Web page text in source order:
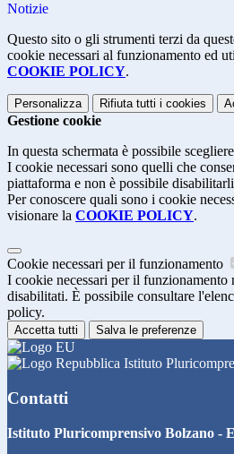
Notizie
Questo sito o gli strumenti terzi da
cookie necessari al funzionamento ed
COOKIE POLICY.
Personalizza Rifiuta tutti i cookies
Gestione cookie
In questa schermata è possibile
I cookie necessari sono quelli che
piattaforma e non è possibile
Per conoscere quali sono i cookie
visionare la COOKIE POLICY.
Cookie necessari per il funzionamento
I cookie necessari per il funzionamento
disabilitati. È possibile consultare
policy.
Accetta tutti Salva le preferenze
Istituto
Contatti
Istituto Pluricomprensivo Bolzano -